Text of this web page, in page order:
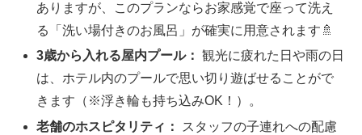
ありますが、このプランならお家感覚で座って洗え
る「洗い場付きのお風呂」が確実に用意されます🚿
3歳から入れる屋内プール： 観光に疲れた日や雨の日
は、ホテル内のプールで思い切り遊ばせることがで
きます（※浮き輪も持ち込みOK！）。
老舗のホスピタリティ：
スタッフの子連れへの配慮